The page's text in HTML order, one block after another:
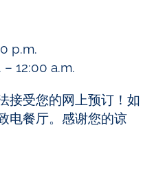
p.m.
12:00 a.m.
接受您的网上预订！如
电餐厅。感谢您的谅